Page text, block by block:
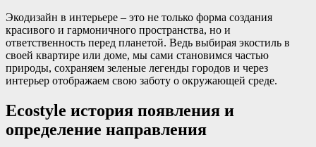
Экодизайн в интерьере – это не только форма создания
красивого и гармоничного пространства, но и
ответственность перед планетой. Ведь выбирая экостиль в
своей квартире или доме, мы сами становимся частью
природы, сохраняем зеленые легенды городов и через
интерьер отображаем свою заботу о окружающей среде.
Еcostyle история появления и
определение направления